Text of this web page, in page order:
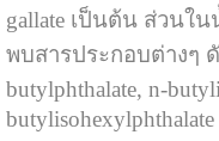
gallate เป็นต้น ส่วนใ
พบสารประกอบต่างๆ
butylphthalate, n-
butylisohexylphthalate